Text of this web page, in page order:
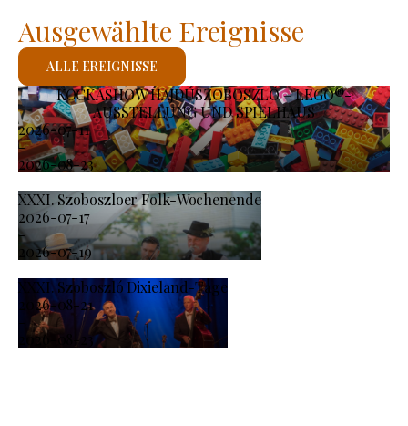
KOCKASHOW HAJDÚSZOBOSZLÓ – LEGO®-
AUSSTELLUNG UND SPIELHAUS
2026-07-11
-
2026-08-23
XXXI. Szoboszloer Folk-Wochenende
2026-07-17
-
2026-07-19
XXXI. Szoboszló Dixieland-Tage
2026-08-21
-
2026-08-23
Ausgewählte Ereignisse
ALLE EREIGNISSE